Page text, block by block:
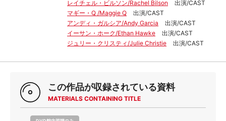
レイチェル・ビルソン/Rachel Bilson
出演/CAST
マギー・Q /Maggie Q
出演/CAST
アンディ・ガルシア/Andy Garcia
出演/CAST
イーサン・ホーク/Ethan Hawke
出演/CAST
ジュリー・クリスティ/Julie Christie
出演/CAST
この作品が収録されている資料
MATERIALS CONTAINING TITLE